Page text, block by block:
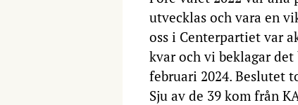
utvecklas och vara en
oss i Centerpartiet var
kvar och vi beklagar
februari 2024. Beslutet
Sju av de 39 kom från